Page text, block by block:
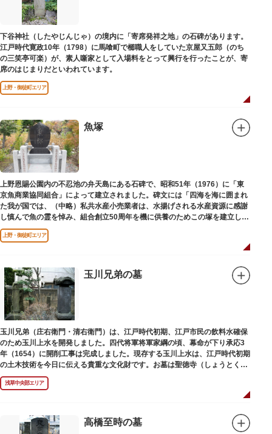
下谷神社（したやじんじゃ）の境内に「寄席発祥之地」の石碑があります。
江戸時代寛政10年（1798）に馬喰町で櫛職人をしていた京屋又五郎（のち
の三笑亭可楽）が、素人噺家として入場料をとって興行を行ったことが、寄
席のはじまりだといわれています。
上野・御徒町エリア
魚塚
上野恩賜公園内の不忍池の弁天島にある石碑で、昭和51年（1976）に「東
京魚商業協同組合」によって建立されました。碑文には「四海を海に囲まれ
た我が国では、（中略）私共水産小売業者は、水揚げされる水産資源に感謝
し慎んで魚の霊を悼み、組合創立50周年を機に供養のためこの塚を建立しま
す」とあります。
上野・御徒町エリア
玉川兄弟の墓
玉川兄弟（庄右衛門・清右衛門）は、江戸時代初期、江戸市民の飲料水確保
のため玉川上水を開発しました。四代将軍将軍家綱の頃、幕命が下り承応3
年（1654）に開削工事は完成しました。現存する玉川上水は、江戸時代初期
の土木技術を今日に伝える貴重な文化財です。お墓は聖徳寺（しょうとく
じ）にあります。
浅草中央部エリア
高橋至時の墓